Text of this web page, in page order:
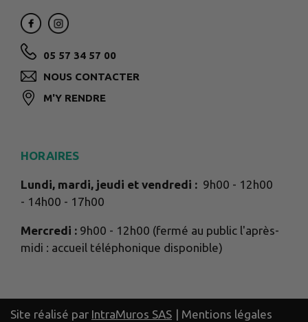
05 57 34 57 00
NOUS CONTACTER
M'Y RENDRE
HORAIRES
Lundi, mardi, jeudi et vendredi : 9h00 - 12h00
- 14h00 - 17h00
Mercredi : 9h00 - 12h00 (fermé au public l'après-
midi : accueil téléphonique disponible)
Site réalisé par IntraMuros SAS | Mentions légales